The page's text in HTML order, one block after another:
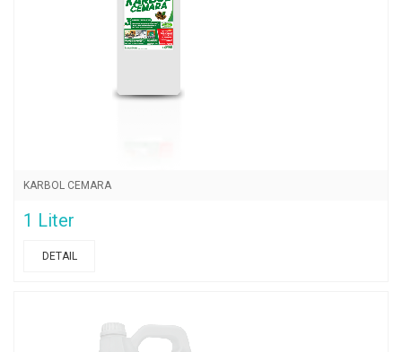
KARBOL CEMARA
1 Liter
DETAIL